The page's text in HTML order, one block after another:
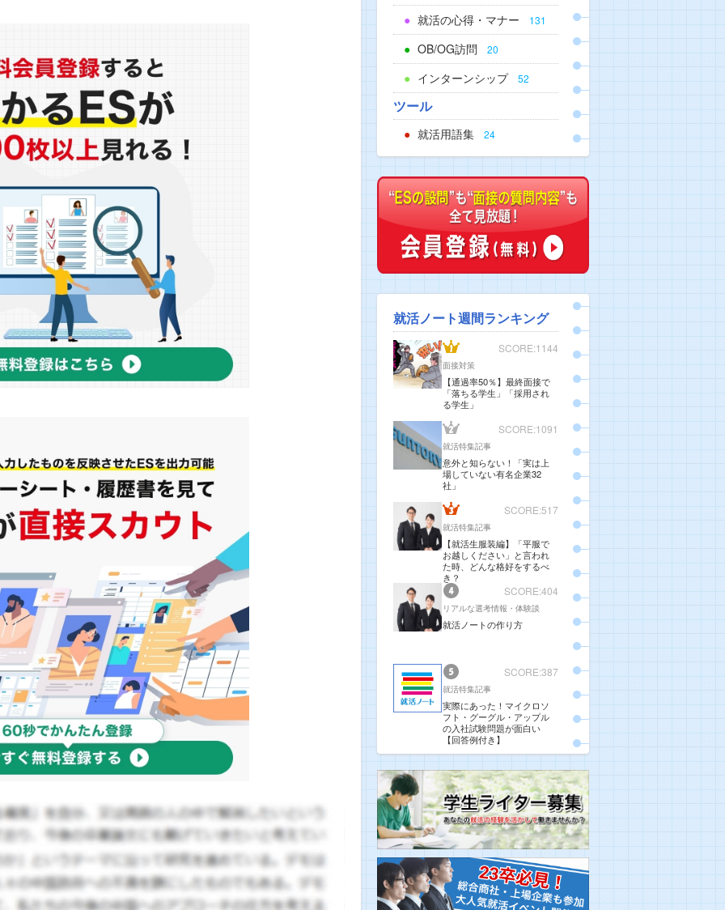
就活の心得・マナー 131
OB/OG訪問 20
インターンシップ 52
ツール
就活用語集 24
就活ノート週間ランキング
SCORE:1144
面接対策
【通過率50％】最終面接で
「落ちる学生」「採用され
る学生」
SCORE:1091
就活特集記事
意外と知らない！「実は上
場していない有名企業32
社」
SCORE:517
就活特集記事
【就活生服装編】「平服で
お越しください」と言われ
た時、どんな格好をするべ
き？
SCORE:404
リアルな選考情報・体験談
就活ノートの作り方
SCORE:387
就活特集記事
実際にあった！マイクロソ
フト・グーグル・アップル
の入社試験問題が面白い
【回答例付き】